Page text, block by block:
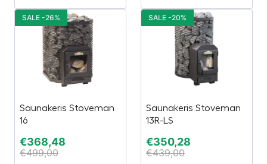
Saunakeris Stoveman
16
€368,48
€499,00
SALE -26%
Saunakeris Stoveman
13R-LS
€350,28
€439,00
SALE -20%